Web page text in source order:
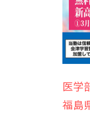
医学
福島